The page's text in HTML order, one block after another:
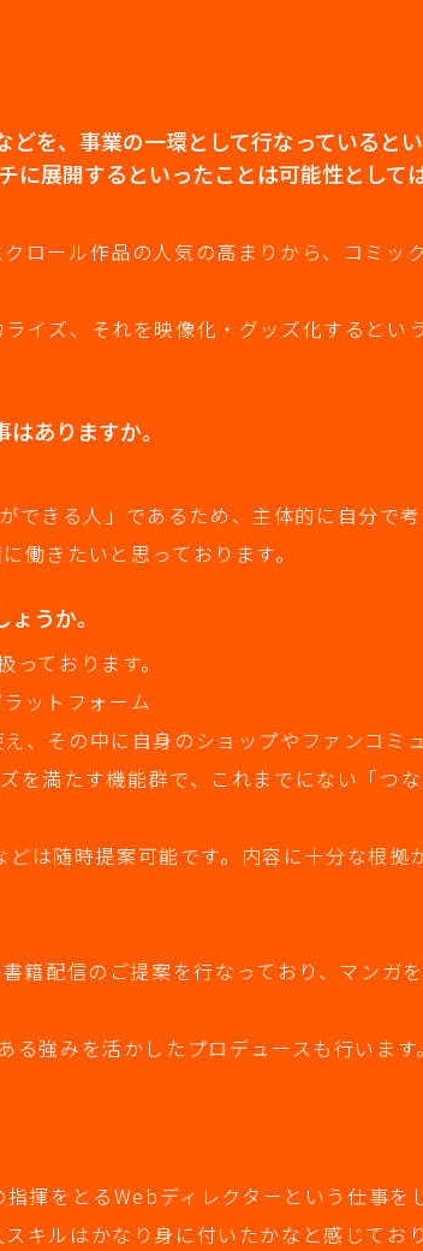
を、事業の一環として行なっていると
展開するといったことは可能性として
ロール作品の人気の高まりから、コミッ
イズ、それを映像化・グッズ化するとい
ありますか。
きる人」であるため、主体的に自分で
働きたいと思っております。
うか。
ております。
ットフォーム
、その中に自身のショップやファンコミ
を満たす機能群で、これまでにない「つ
は随時提案可能です。内容に十分な根拠
籍配信のご提案を行なっており、マンガ
強みを活かしたプロデュースも行います。
揮をとるWebディレクターという仕事を
キルはかなり身に付いたかなと感じており